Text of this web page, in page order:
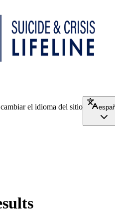
el idioma del sitio